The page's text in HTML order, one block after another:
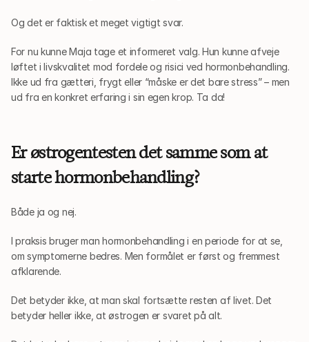
Og det er faktisk et meget vigtigt svar.
For nu kunne Maja tage et informeret valg. Hun kunne afveje
løftet i livskvalitet mod fordele og risici ved hormonbehandling.
Ikke ud fra gætteri, frygt eller “måske er det bare stress” – men
ud fra en konkret erfaring i sin egen krop. Ta da!
Er østrogentesten det samme som at
starte hormonbehandling?
Både ja og nej.
I praksis bruger man hormonbehandling i en periode for at se,
om symptomerne bedres. Men formålet er først og fremmest
afklarende.
Det betyder ikke, at man skal fortsætte resten af livet. Det
betyder heller ikke, at østrogen er svaret på alt.